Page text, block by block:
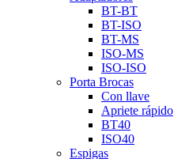
BT-BT
BT-ISO
BT-MS
ISO-MS
ISO-ISO
Porta Brocas
Con llave
Apriete rápido
BT40
ISO40
Espigas